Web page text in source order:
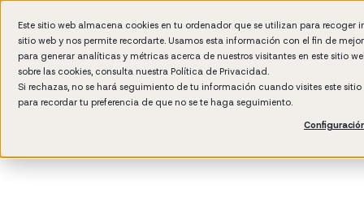
Este sitio web almacena cookies en tu ordenador que se utilizan para
sitio web y nos permite recordarte. Usamos esta información con el fin de
para generar analíticas y métricas acerca de nuestros visitantes en este sitio
sobre las cookies, consulta nuestra Política de Privacidad.
Si rechazas, no se hará seguimiento de tu información cuando visites este
para recordar tu preferencia de que no se te haga seguimiento.